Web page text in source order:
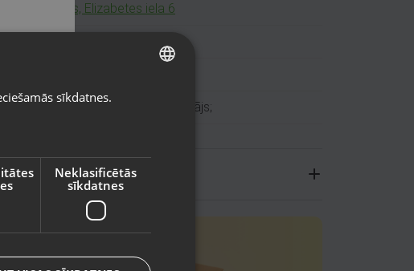
Tukums, Elizabetes iela 6
oriģinālais iepakojums; lādētājs;
sīkdatnes.
Neklasificētās
sīkdatnes